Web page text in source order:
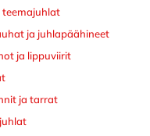
teemajuhlat
ja juhlapäähineet
ja lippuviirit
ja tarrat